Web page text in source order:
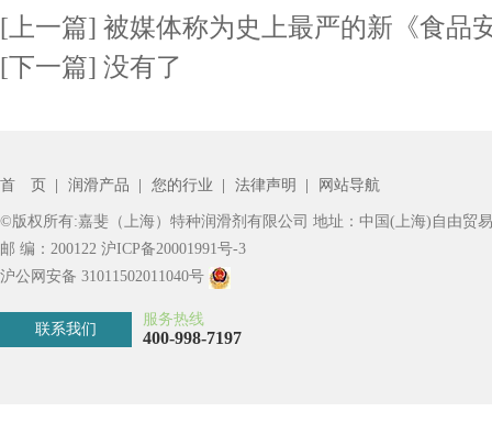
[上一篇] 被媒体称为史上最严的新《食品
[下一篇] 没有了
首 页 润滑产品 您的行业 法律声明 网站导航
©版权所有:嘉斐（上海）特种润滑剂有限公司 地址：中国(上海)自由贸
邮 编：200122 沪ICP备20001991号-3
沪公网安备 31011502011040号
联系我们
服务热线
400-998-7197